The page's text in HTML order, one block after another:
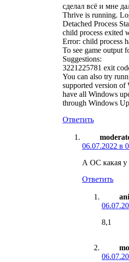
сделал всё и мне
Thrive is running.
Detached Process
child process exited
Error: child process
To see game output
Suggestions:
3221225781 exit
You can also try
supported version of
have all Windows
through Windows
Ответить
06.07.2022 в
А ОС какая у
Ответить
8,1